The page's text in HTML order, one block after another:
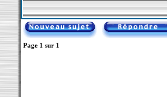
Page 1 sur 1